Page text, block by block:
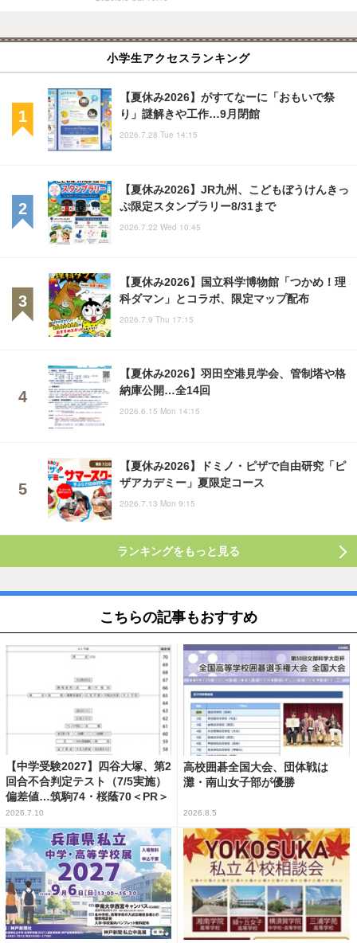
小学生アクセスランキング
【夏休み2026】がすてなーに「おもいで祭
り」謎解きや工作…9月閉館
2026.7.28 Tue 14:15
【夏休み2026】JR九州、こどもぼうけんきっ
ぷ限定スタンプラリー8/31まで
2026.7.22 Wed 10:45
【夏休み2026】国立科学博物館「つかめ！理
科ダマン」とコラボ、限定マップ配布
2026.7.9 Thu 17:15
【夏休み2026】羽田空港見学会、管制塔や格
納庫公開…全14回
2026.6.15 Mon 14:15
【夏休み2026】ドミノ・ピザで自由研究「ピ
ザアカデミー」夏限定コース
2026.7.13 Mon 9:15
ランキングをもっと見る
こちらの記事もおすすめ
【中学受験2027】四谷大塚、第2
回合不合判定テスト（7/5実施）
偏差値…筑駒74・桜蔭70＜PR＞
2026.7.10
高校囲碁全国大会、団体戦は
灘・南山女子部が優勝
2026.8.5